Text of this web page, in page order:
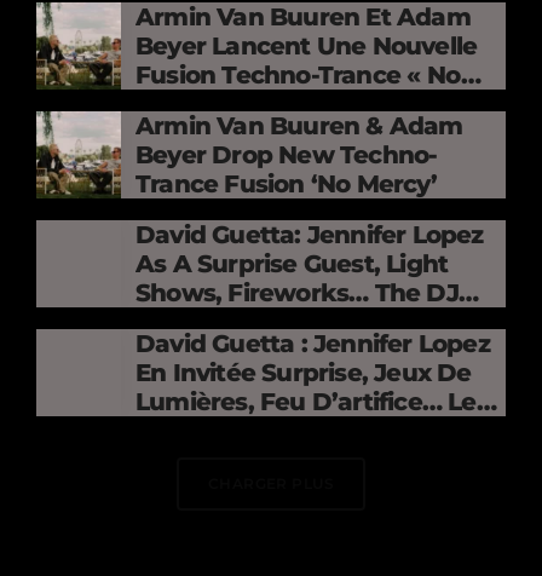
Armin Van Buuren Et Adam
Beyer Lancent Une Nouvelle
Fusion Techno-Trance « No
Mercy »
Armin Van Buuren & Adam
Beyer Drop New Techno-
Trance Fusion ‘No Mercy’
David Guetta: Jennifer Lopez
As A Surprise Guest, Light
Shows, Fireworks… The DJ
Electrifies The Stade De
France
David Guetta : Jennifer Lopez
En Invitée Surprise, Jeux De
Lumières, Feu D’artifice… Le